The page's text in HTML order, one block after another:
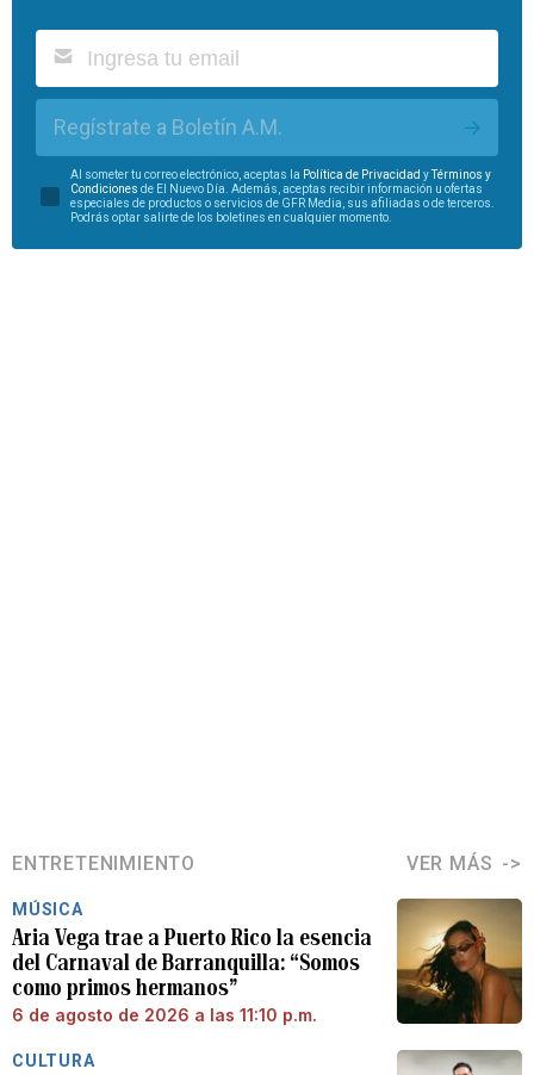
Regístrate a Boletín A.M.
Al someter tu correo electrónico, aceptas la Política de Privacidad yTérminos y
Condiciones de El Nuevo Día. Además, aceptas recibir información u ofertas
especiales de productos o servicios de GFR Media, sus afiliadas o de terceros.
Podrás optar salirte de los boletines en cualquier momento.
ENTRETENIMIENTO VER MÁS
MÚSICA
Aria Vega trae a Puerto Rico la esencia
del Carnaval de Barranquilla: “Somos
como primos hermanos”
6 de agosto de 2026 a las 11:10 p.m.
CULTURA